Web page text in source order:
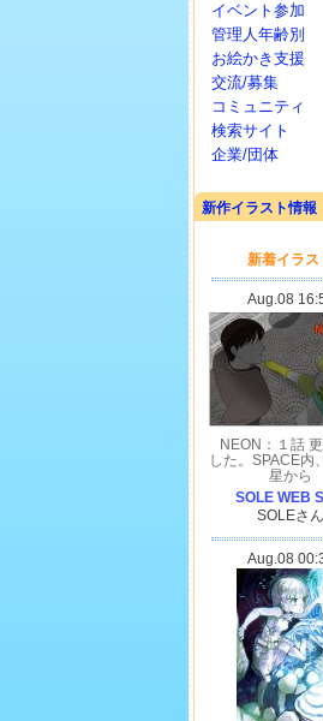
イベント参加
管理人年齢別
お絵かき支援
交流/募集
コミュニティ
検索サイト
企業/団体
新作イラスト情報